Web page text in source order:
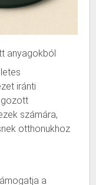
anyagokból
iránti
számára,
otthonukhoz
a